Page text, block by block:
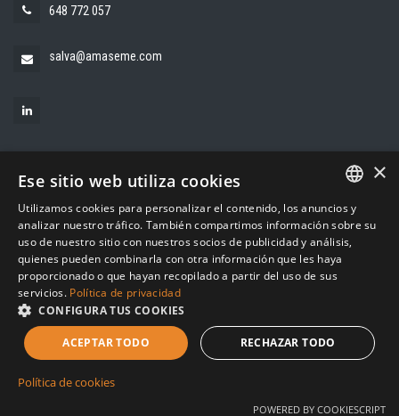
648 772 057
salva@amaseme.com
© 2010-2026 Amaseme Branding, S.L. Todos los derechos
reservados
política de privacidad
| aviso legal | política de cookies
SPANISH
CATALAN
×
Ese sitio web utiliza cookies
Utilizamos cookies para personalizar el contenido, los anuncios y
analizar nuestro tráfico. También compartimos información sobre su
uso de nuestro sitio con nuestros socios de publicidad y análisis,
quienes pueden combinarla con otra información que les haya
proporcionado o que hayan recopilado a partir del uso de sus
servicios. Política de privacidad
CONFIGURA TUS COOKIES
ACEPTAR TODO RECHAZAR TODO
Política de cookies
POWERED BY COOKIESCRIPT